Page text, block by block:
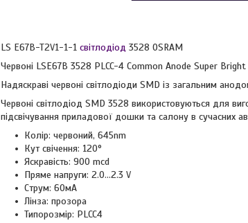
LS E67B-T2V1-1-1 світлодіод 3528 OSRAM
Червоні LSE67B 3528 PLCC-4 Common Anode Super
Надяскраві червоні світлодіоди SMD із загальним
Червоні світлодіод SMD 3528 використовуються для
підсвічування приладової дошки та салону в сучасних
Колір: червоний, 645nm
Кут свічення: 120°
Яскравість: 900 mcd
Пряме напруги: 2.0...2.3 V
Струм: 60мА
Лінза: прозора
Типорозмір: PLCC4